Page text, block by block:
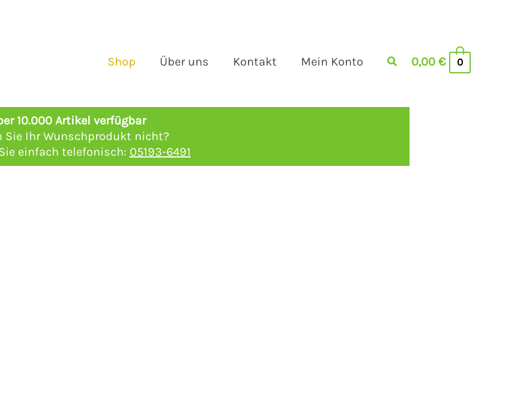
Shop Über uns Kontakt Mein Konto 0,00 € 0
10.000 Artikel verfügbar
Sie Ihr Wunschprodukt nicht?
einfach telefonisch: 05193-6491